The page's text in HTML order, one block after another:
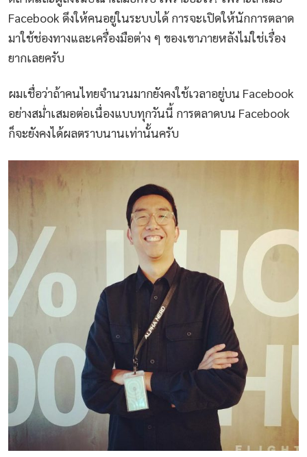
Facebook ดึงให้คนอยู่ในระบบได้ การจะเปิดให้นักการตลาด
มาใช้ช่องทางและเครื่องมือต่าง ๆ ของเขาภายหลังไม่ใช่เรื่อง
ยากเลยครับ
ผมเชื่อว่าถ้าคนไทยจำนวนมากยังคงใช้เวลาอยู่บน Facebook
อย่างสม่ำเสมอต่อเนื่องแบบทุกวันนี้ การตลาดบน Facebook
ก็จะยังคงได้ผลตราบนานเท่านั้นครับ